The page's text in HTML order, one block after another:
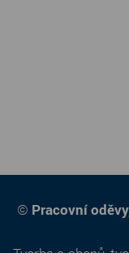
© Pracovní